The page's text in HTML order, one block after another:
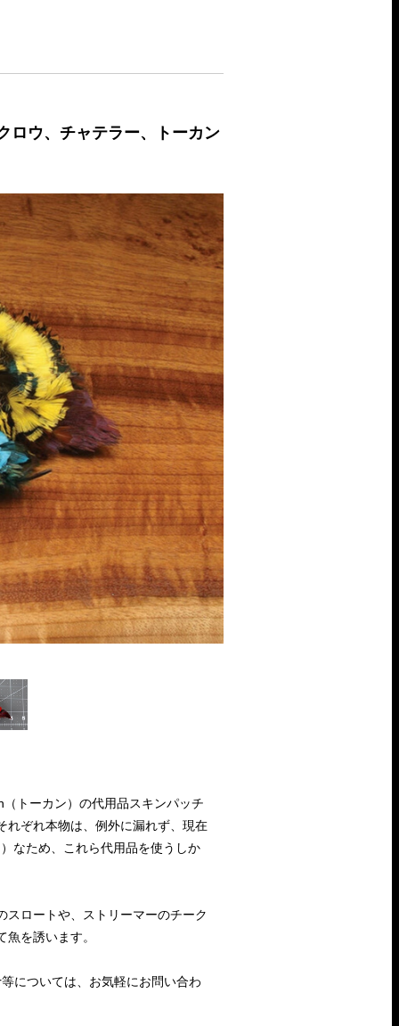
ウ、チャテラー、トーカン
トーカン）の代用品スキンパッチ
れぞれ本物は、例外に漏れず、現在
なため、これら代用品を使うしか
ロートや、ストリーマーのチーク
を誘います。
については、お気軽にお問い合わ